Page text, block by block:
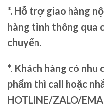
*. Hỗ trợ giao hàng
hàng tỉnh thông qua
chuyển.
*. Khách hàng có nhu
phẩm thì call hoặc
HOTLINE/ZALO/